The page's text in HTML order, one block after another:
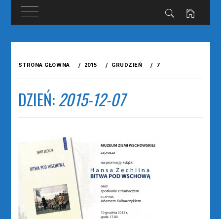
STRONA GŁÓWNA 2015 GRUDZIEŃ 7
DZIEŃ:2015-12-07